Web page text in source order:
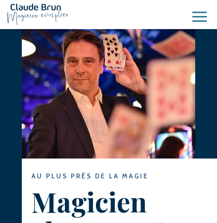
AU PLUS PRÈS DE LA MAGIE
Magicien